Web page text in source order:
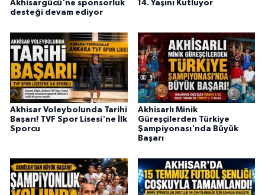
Akhisargücü'ne sponsorluk
desteği devam ediyor
14. Yaşını Kutluyor
Akhisar Voleybolunda Tarihi
Başarı! TVF Spor Lisesi'ne İlk
Sporcu
Akhisarlı Minik
Güreşçilerden Türkiye
Şampiyonası'nda Büyük
Başarı